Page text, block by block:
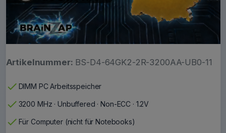
Artikelnummer: BS-D4-64GK2-2R-3200AA-UB0-11
check DIMM PC Arbeitsspeicher
check 3200 MHz · Unbuffered · Non-ECC · 1.2V
check Für Computer (nicht für Notebooks)